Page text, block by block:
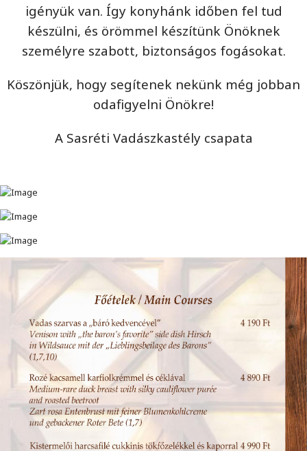
igényük van. Így konyhánk időben fel tud
készülni, és örömmel készítünk Önöknek
személyre szabott, biztonságos fogásokat.
Köszönjük, hogy segítenek nekünk még jobban
odafigyelni Önökre!
A Sasréti Vadászkastély csapata